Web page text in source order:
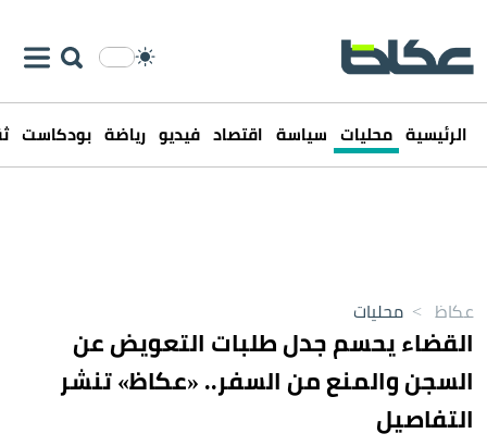
الرئيسية محليات سياسة اقتصاد فيديو رياضة بودكاست
عكاظ > محليات
القضاء يحسم جدل طلبات التعويض عن
السجن والمنع من السفر.. «عكاظ» تنشر
التفاصيل